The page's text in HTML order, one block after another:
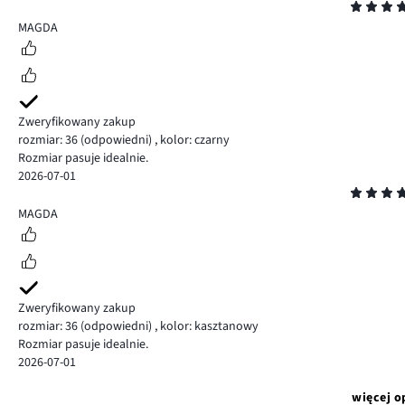
5
MAGDA
Zweryfikowany zakup
rozmiar: 36 (odpowiedni) , kolor: czarny
Rozmiar pasuje idealnie.
2026-07-01
5
MAGDA
Zweryfikowany zakup
rozmiar: 36 (odpowiedni) , kolor: kasztanowy
Rozmiar pasuje idealnie.
2026-07-01
więcej